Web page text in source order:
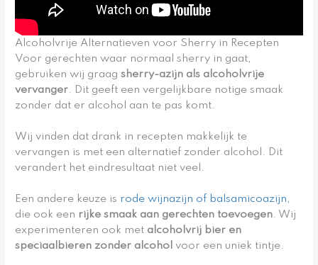
Alcoholvrije Alternatieven voor Sherry in Recepten
Voor gerechten waar normaal sherry in gaat,
gebruiken wij graagsherry-azijn als alcoholvrije
vervanger. Dit geeft een vergelijkbare notige smaak
zonder dat er alcohol aan te pas komt.
Wij vinden dat drank in recepten makkelijk te
vervangen is met een alternatief zonder alcohol. Dit
verandert het eindresultaat niet veel.
Een andere keuze is rode wijnazijn of balsamicoazijn,
die ook een rijke smaak aan gerechten toevoegen. Wij
experimenteren ook met alcoholvrij bier en
speciaalbieren zonder alcohol voor een uniek tintje.